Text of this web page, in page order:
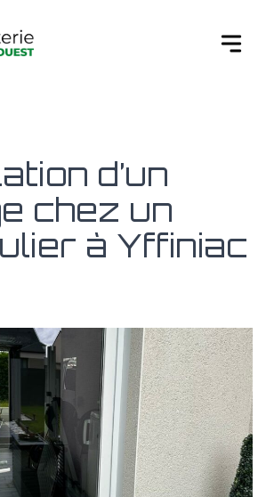
d’un
chez un
à Yffiniac